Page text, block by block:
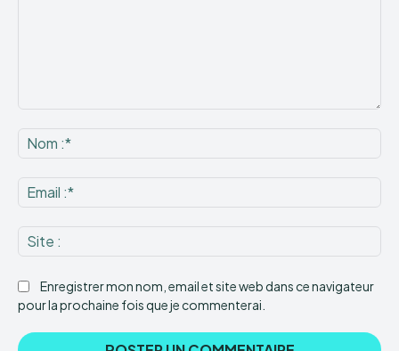
:*
:*
:
Enregistrer mon nom, email et site web dans ce navigateur
pour la prochaine fois que je commenterai.